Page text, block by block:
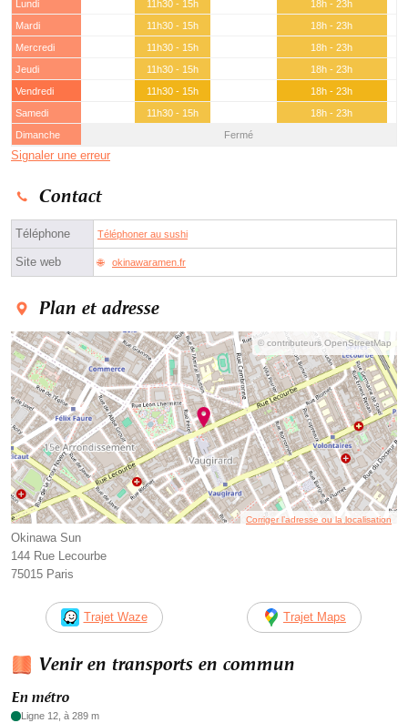
Lundi 11h30 - 15h
18h - 23h
Mardi
11h30 - 15h
18h - 23h
Mercredi
11h30 - 15h
18h - 23h
Jeudi
11h30 - 15h
18h - 23h
Vendredi
11h30 - 15h
18h - 23h
Samedi
11h30 - 15h
18h - 23h
Dimanche
Fermé
Signaler une erreur
Contact
Téléphone Téléphoner au sushi
Site web okinawaramen.fr
Plan et adresse
© contributeurs OpenStreetMap
Corriger l’adresse ou la localisation
Okinawa Sun
144 Rue Lecourbe
75015 Paris
Trajet Waze Trajet Maps
Venir en transports en commun
En métro
Ligne 12, à 289 m